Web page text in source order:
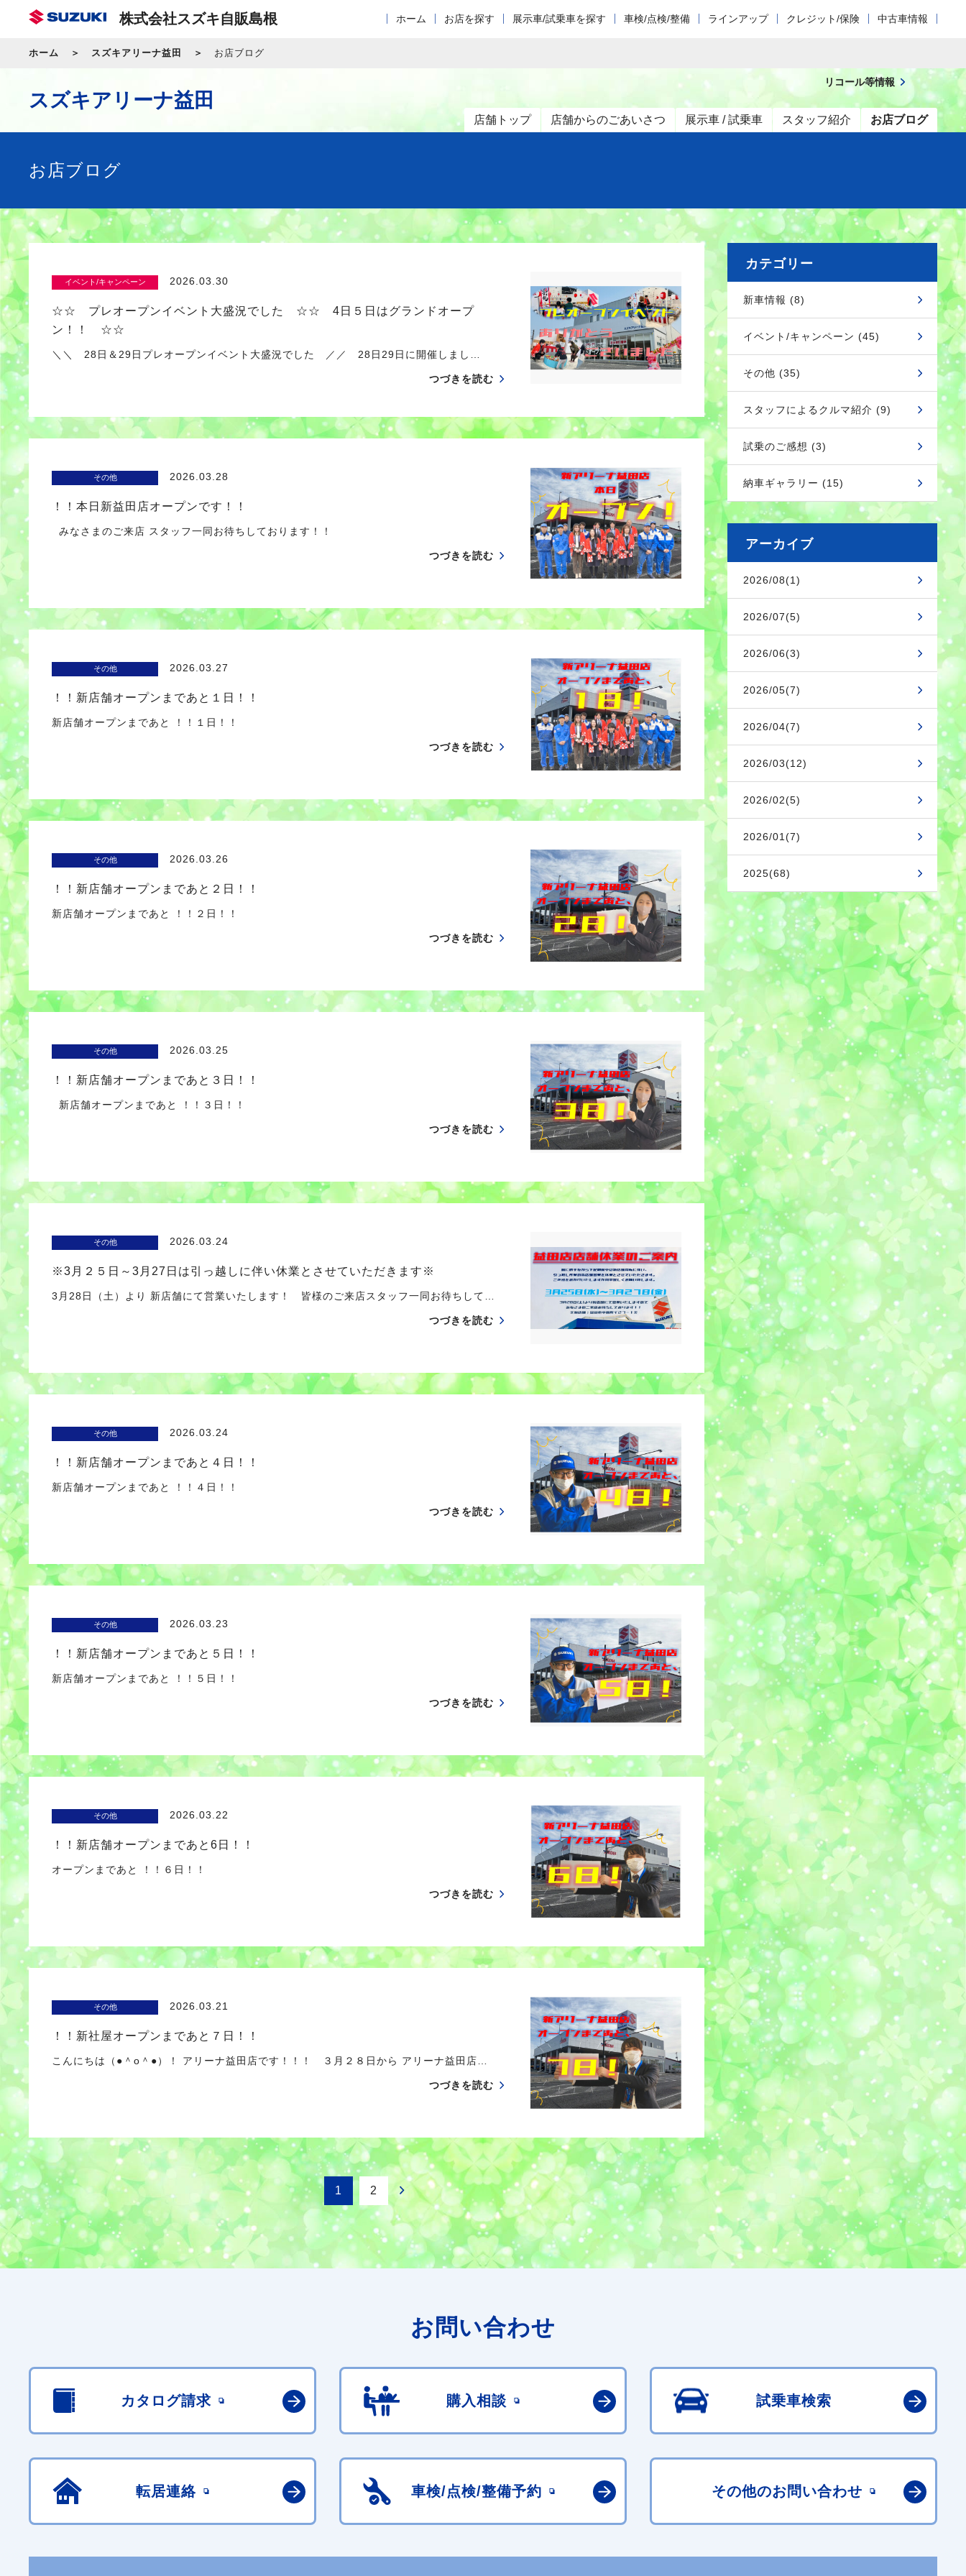
株式会社スズキ自販島根 ホーム お店を探す 展示車/試乗車を探す 車検/点検/整備 ラインアップ クレジット/保険 中古車情報
ホーム スズキアリーナ益田 お店ブログ
スズキアリーナ益田
店舗トップ 店舗からのごあいさつ 展示車 / 試乗車 スタッフ紹介 お店ブログ
リコール等情報
お店ブログ
イベント/キャンペーン 2026.03.30
☆☆ プレオープンイベント大盛況でした ☆☆ 4日５日はグランドオープ
ン！！ ☆☆
＼＼ 28日＆29日プレオープンイベント大盛況でした ／／ 28日29日に開催しまし…
つづきを読む
その他 2026.03.28
！！本日新益田店オープンです！！
みなさまのご来店 スタッフ一同お待ちしております！！
つづきを読む
その他 2026.03.27
！！新店舗オープンまであと１日！！
新店舗オープンまであと ！！１日！！
つづきを読む
その他 2026.03.26
！！新店舗オープンまであと２日！！
新店舗オープンまであと ！！２日！！
つづきを読む
その他 2026.03.25
！！新店舗オープンまであと３日！！
新店舗オープンまであと ！！３日！！
つづきを読む
その他 2026.03.24
※3月２５日～3月27日は引っ越しに伴い休業とさせていただきます※
3月28日（土）より 新店舗にて営業いたします！ 皆様のご来店スタッフ一同お待ちして…
つづきを読む
その他 2026.03.24
！！新店舗オープンまであと４日！！
新店舗オープンまであと ！！４日！！
つづきを読む
その他 2026.03.23
！！新店舗オープンまであと５日！！
新店舗オープンまであと ！！５日！！
つづきを読む
その他 2026.03.22
！！新店舗オープンまであと6日！！
オープンまであと ！！６日！！
つづきを読む
その他 2026.03.21
！！新社屋オープンまであと７日！！
こんにちは（●＾o＾●）！ アリーナ益田店です！！！ ３月２８日から アリーナ益田店…
つづきを読む
1 2
カテゴリー
新車情報 (8)
イベント/キャンペーン (45)
その他 (35)
スタッフによるクルマ紹介 (9)
試乗のご感想 (3)
納車ギャラリー (15)
アーカイブ
2026/08(1)
2026/07(5)
2026/06(3)
2026/05(7)
2026/04(7)
2026/03(12)
2026/02(5)
2026/01(7)
2025(68)
お問い合わせ
カタログ請求 購入相談 試乗車検索
転居連絡 車検/点検/整備予約 その他のお問い合わせ